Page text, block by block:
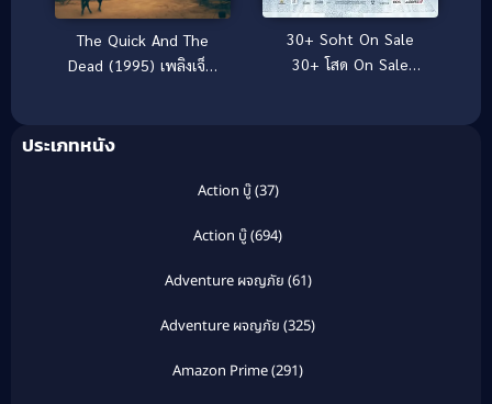
The Quick And The
Dead (1995) เพลิงเจ็บ
30+ Soht On Sale
30+ โสด On Sale
ประเภทหนัง
Action บู๊(37)
Action บู๊(694)
Adventure ผจญภัย (61)
Adventure ผจญภัย (325)
Amazon Prime(291)